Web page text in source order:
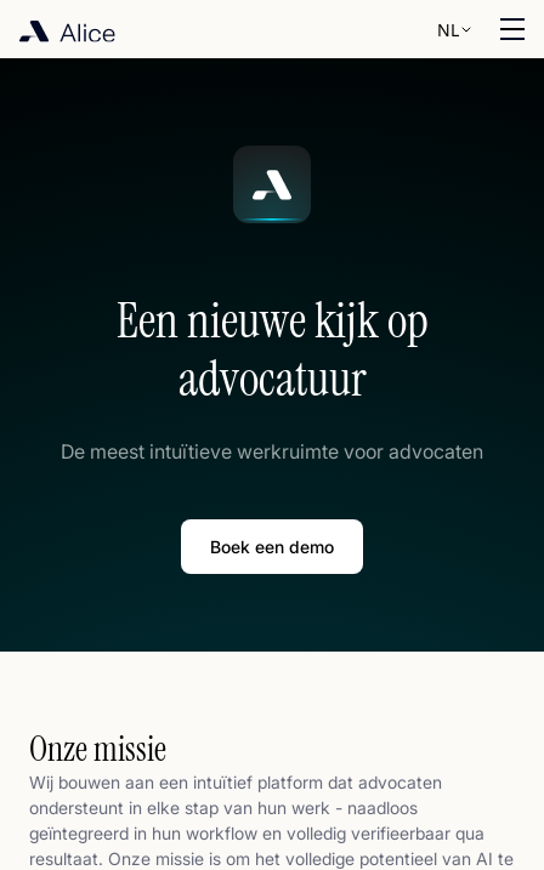
NL
Een nieuwe kijk op
advocatuur
De meest intuïtieve werkruimte voor advocaten
Boek een demo
Onze missie
Wij bouwen aan een intuïtief platform dat advocaten
ondersteunt in elke stap van hun werk - naadloos
geïntegreerd in hun workflow en volledig verifieerbaar qua
resultaat. Onze missie is om het volledige potentieel van AI te